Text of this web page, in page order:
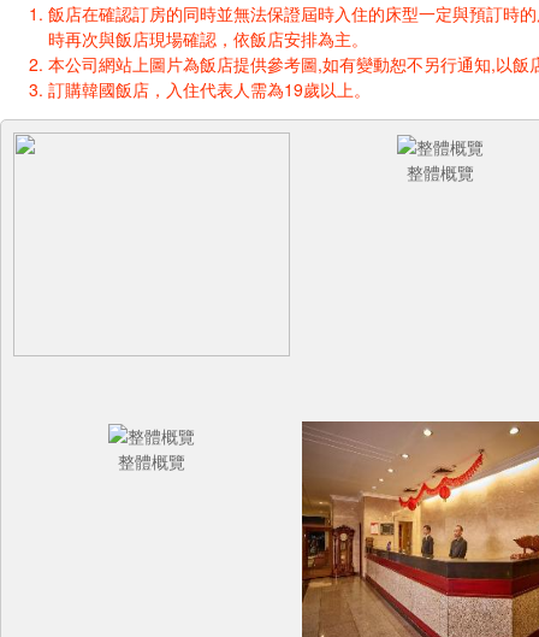
飯店在確認訂房的同時並無法保證屆時入住的床型一定與預訂時
時再次與飯店現場確認，依飯店安排為主。
本公司網站上圖片為飯店提供參考圖,如有變動恕不另行通知,以飯
訂購韓國飯店，入住代表人需為19歲以上。
整體概覽
整體概覽